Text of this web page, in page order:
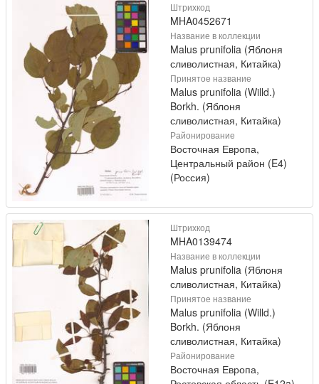
Штрихкод
MHA0452671
Название в коллекции
Malus prunifolia (Яблоня
сливолистная, Китайка)
Принятое название
Malus prunifolia (Willd.)
Borkh. (Яблоня
сливолистная, Китайка)
Районирование
Восточная Европа,
Центральный район (E4)
(Россия)
Штрихкод
MHA0139474
Название в коллекции
Malus prunifolia (Яблоня
сливолистная, Китайка)
Принятое название
Malus prunifolia (Willd.)
Borkh. (Яблоня
сливолистная, Китайка)
Районирование
Восточная Европа,